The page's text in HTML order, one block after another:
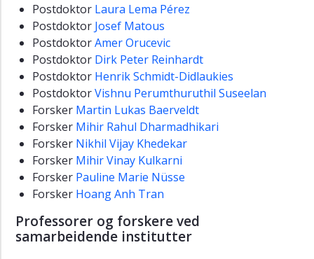
Postdoktor Laura Lema Pérez
Postdoktor Josef Matous
PostdoktorAmer Orucevic
Postdoktor Dirk Peter Reinhardt
Postdoktor Henrik Schmidt-Didlaukies
PostdoktorVishnu Perumthuruthil Suseelan
Forsker Martin Lukas Baerveldt
Forsker Mihir Rahul Dharmadhikari
Forsker Nikhil Vijay Khedekar
Forsker Mihir Vinay Kulkarni
Forsker Pauline Marie Nüsse
Forsker Hoang Anh Tran
Professorer og forskere ved
samarbeidende institutter